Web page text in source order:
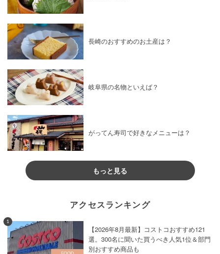
長崎のおすすめのお土産は？
岐阜県の名物といえば？
がってん寿司で好きなメニューは？
もっと見る
アクセスランキング
1
【2026年8月最新】コストコおすすめ121
選。300名に聞いた買うべき人気1位＆部門
別おすすめ商品も